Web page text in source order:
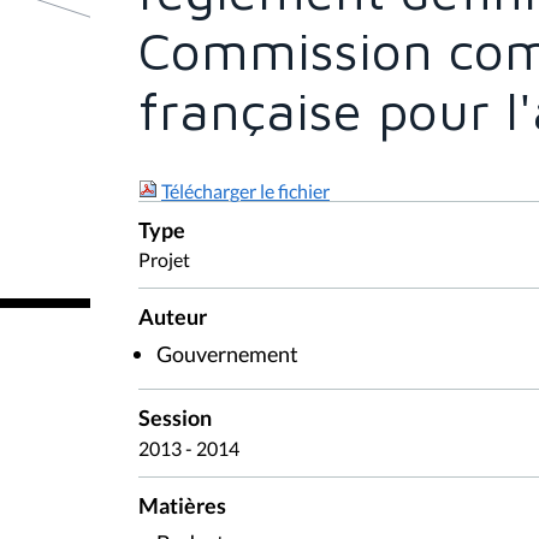
Commission
française pour
Télécharger le fichier
Type
Projet
Auteur
Gouvernement
Session
2013 - 2014
Matières